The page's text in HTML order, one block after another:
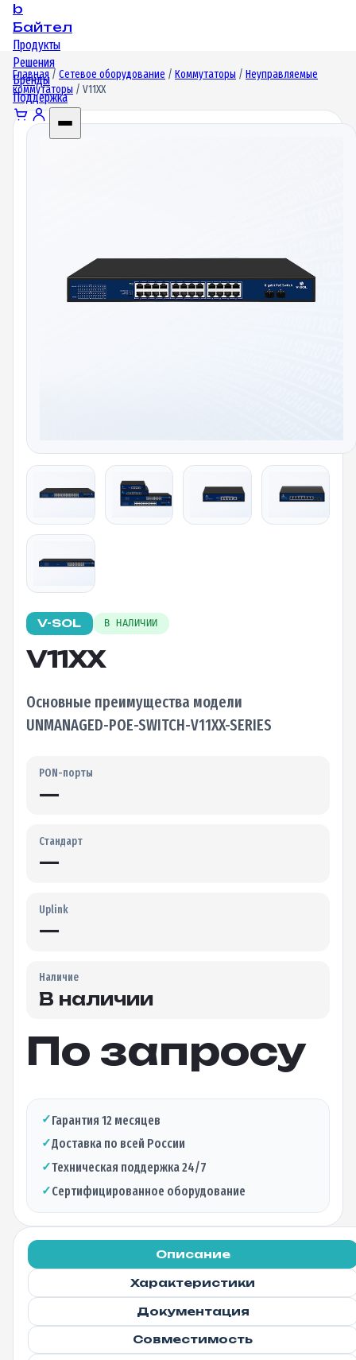
b
Байтел
Продукты
Решения
Бренды
Поддержка
Главная/ Сетевое оборудование / Коммутаторы / Неуправляемые
коммутаторы / V11XX
V-SOL В НАЛИЧИИ
V11XX
Основные преимущества модели
UNMANAGED-POE-SWITCH-V11XX-SERIES
PON-порты
—
Стандарт
—
Uplink
—
Наличие
В наличии
По запросу
✓Гарантия 12 месяцев
✓Доставка по всей России
✓Техническая поддержка 24/7
✓Сертифицированное оборудование
Описание
Характеристики
Документация
Совместимость